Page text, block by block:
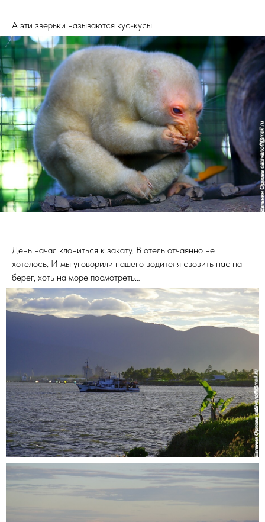
А эти зверьки называются кус-кусы.
День начал клониться к закату. В отель отчаянно не
хотелось. И мы уговорили нашего водителя свозить нас на
берег, хоть на море посмотреть…